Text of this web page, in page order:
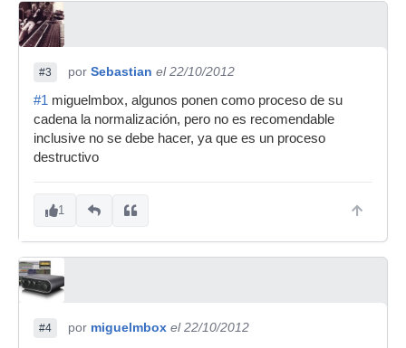
#3 por Sebastian el 22/10/2012
#1 miguelmbox, algunos ponen como proceso de su
cadena la normalización, pero no es recomendable
inclusive no se debe hacer, ya que es un proceso
destructivo
1
#4 por miguelmbox el 22/10/2012